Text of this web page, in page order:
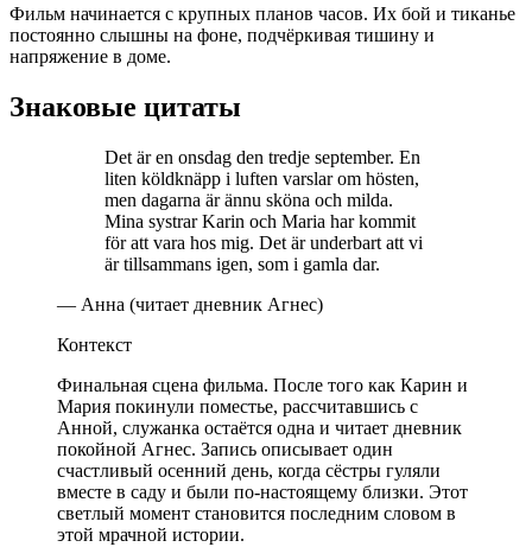
Фильм начинается с крупных планов часов. Их бой и тиканье
постоянно слышны на фоне, подчёркивая тишину и
напряжение в доме.
Знаковые цитаты
Det är en onsdag den tredje september. En
liten köldknäpp i luften varslar om hösten,
men dagarna är ännu sköna och milda.
Mina systrar Karin och Maria har kommit
för att vara hos mig. Det är underbart att vi
är tillsammans igen, som i gamla dar.
— Анна (читает дневник Агнес)
Контекст
Финальная сцена фильма. После того как Карин и
Мария покинули поместье, рассчитавшись с
Анной, служанка остаётся одна и читает дневник
покойной Агнес. Запись описывает один
счастливый осенний день, когда сёстры гуляли
вместе в саду и были по-настоящему близки. Этот
светлый момент становится последним словом в
этой мрачной истории.